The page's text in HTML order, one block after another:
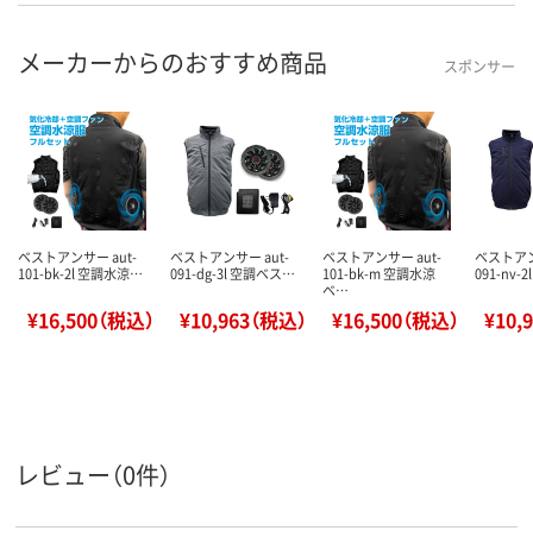
メーカーからのおすすめ商品 スポンサー
ベストアンサー aut-
101-bk-2l 空調水涼…
¥16,500（税込）
ベストアンサー aut-
091-dg-3l 空調ベス…
¥10,963（税込）
ベストアンサー aut-
101-bk-m 空調水涼
ベ…
¥16,500（税込）
ベストア
091-nv-
レビュー（0件）